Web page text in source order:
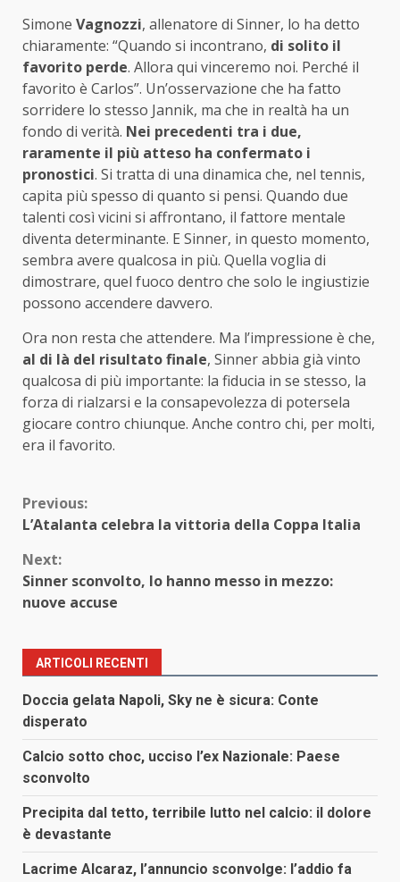
Simone Vagnozzi, allenatore di Sinner, lo ha detto
chiaramente: “Quando si incontrano, di solito il
favorito perde. Allora qui vinceremo noi. Perché il
favorito è Carlos”. Un’osservazione che ha fatto
sorridere lo stesso Jannik, ma che in realtà ha un
fondo di verità. Nei precedenti tra i due,
raramente il più atteso ha confermato i
pronostici. Si tratta di una dinamica che, nel tennis,
capita più spesso di quanto si pensi. Quando due
talenti così vicini si affrontano, il fattore mentale
diventa determinante. E Sinner, in questo momento,
sembra avere qualcosa in più. Quella voglia di
dimostrare, quel fuoco dentro che solo le ingiustizie
possono accendere davvero.
Ora non resta che attendere. Ma l’impressione è che,
al di là del risultato finale, Sinner abbia già vinto
qualcosa di più importante: la fiducia in se stesso, la
forza di rialzarsi e la consapevolezza di potersela
giocare contro chiunque. Anche contro chi, per molti,
era il favorito.
Continue
Previous:
L’Atalanta celebra la vittoria della Coppa Italia
Next:
Sinner sconvolto, lo hanno messo in mezzo:
nuove accuse
ARTICOLI RECENTI
Doccia gelata Napoli, Sky ne è sicura: Conte
disperato
Calcio sotto choc, ucciso l’ex Nazionale: Paese
sconvolto
Precipita dal tetto, terribile lutto nel calcio: il dolore
è devastante
Lacrime Alcaraz, l’annuncio sconvolge: l’addio fa